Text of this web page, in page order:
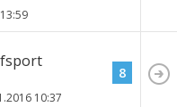
13:59
10:37
8